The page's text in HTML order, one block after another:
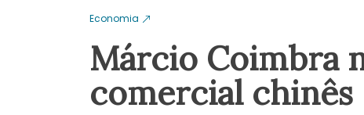
Economia
Márcio Coimbra
comercial chinês